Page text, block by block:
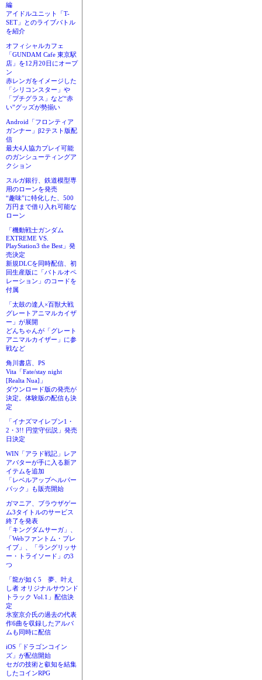
編
アイドルユニット「T-
SET」とのライブバトル
を紹介
オフィシャルカフェ
「GUNDAM Cafe 東京駅
店」を12月20日にオープ
ン
赤レンガをイメージした
「シリコンスター」や
「プチグラス」など“赤
い”グッズが勢揃い
Android「フロンティア
ガンナー」β2テスト版配
信
最大4人協力プレイ可能
のガンシューティングア
クション
スルガ銀行、鉄道模型専
用のローンを発売
“趣味”に特化した、500
万円まで借り入れ可能な
ローン
「機動戦士ガンダム
EXTREME VS.
PlayStation3 the Best」発
売決定
新規DLCを同時配信、初
回生産版に「バトルオペ
レーション」のコードを
付属
「太鼓の達人×百獣大戦
グレートアニマルカイザ
ー」が展開
どんちゃんが「グレート
アニマルカイザー」に参
戦など
角川書店、PS
Vita「Fate/stay night
[Realta Nua]」
ダウンロード版の発売が
決定。体験版の配信も決
定
「イナズマイレブン1・
2・3!! 円堂守伝説」発売
日決定
WIN「アラド戦記」レア
アバターが手に入る新ア
イテムを追加
「レベルアップヘルパー
パック」も販売開始
ガマニア、ブラウザゲー
ム3タイトルのサービス
終了を発表
「キングダムサーガ」、
「Webファントム・ブレ
イブ」、「ラングリッサ
ー・トライソード」の3
つ
「龍が如く5 夢、叶え
し者 オリジナルサウンド
トラック Vol.1」配信決
定
氷室京介氏の過去の代表
作6曲を収録したアルバ
ムも同時に配信
iOS「ドラゴンコイン
ズ」が配信開始
セガの技術と叡知を結集
したコインRPG